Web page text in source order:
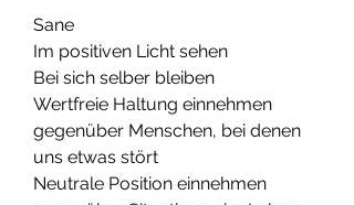
Sane
Im positiven Licht sehen
Bei sich selber bleiben
Wertfreie Haltung einnehmen
gegenüber Menschen, bei denen
uns etwas stört
Neutrale Position einnehmen